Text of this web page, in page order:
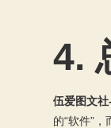
4.
伍爱图文
的“软件”，